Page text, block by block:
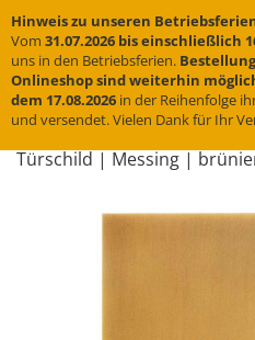
Hinweis zu unseren
Vom 31.07.2026 bis einschließlich
uns in den Betriebsferien.
Onlineshop sind weiterhin
dem 17.08.2026 in der Reihenfolge
und versendet. Vielen Dank für Ihr
« Erster « zurück weiter »
31Artikel in dieser Kategorie
Tür­schild | Mes­sing |